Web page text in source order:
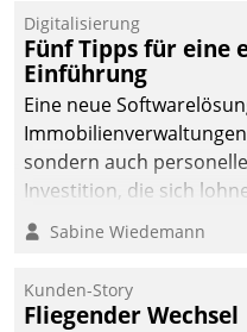
Digitalisierung
Fünf Tipps für eine
Einführung
Eine neue
sondern auch
Investition, die sich
nachhaltige
dieses Ziel erreicht wird,
Sabine Wiedemann
Kunden-Story
Fliegender Wechsel